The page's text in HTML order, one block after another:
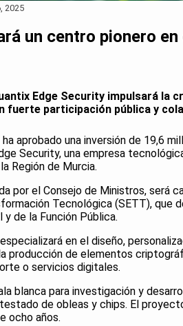
2025
un centro pionero
Edge Security impulsará la
fuerte participación pública y
ha aprobado una inversión de 19,6
Security, una empresa
Región de Murcia.
por el Consejo de Ministros, será
Tecnológica (SETT), que
de la Función Pública.
en el diseño,
producción de elementos
o servicios digitales.
blanca para investigación y
de obleas y chips. El
ocho años.